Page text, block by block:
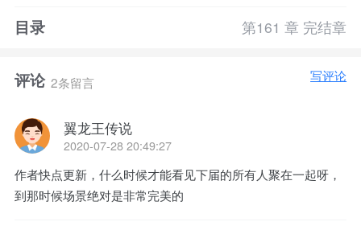
召唤系统在手，天下我有！
目录 第161 章 完结章
评论 2条留言 写评论
翼龙王传说
2020-07-28 20:49:27
作者快点更新，什么时候才能看见下届的所有人聚在一起呀，
到那时候场景绝对是非常完美的